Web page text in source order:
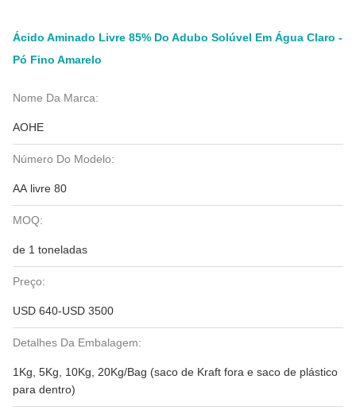
Ácido Aminado Livre 85% Do Adubo Solúvel Em Água Claro -
Pó Fino Amarelo
Nome Da Marca:
AOHE
Número Do Modelo:
AA livre 80
MOQ:
de 1 toneladas
Preço:
USD 640-USD 3500
Detalhes Da Embalagem:
1Kg, 5Kg, 10Kg, 20Kg/Bag (saco de Kraft fora e saco de plástico
para dentro)